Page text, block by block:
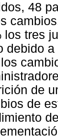
48
los tres
debido
de
de